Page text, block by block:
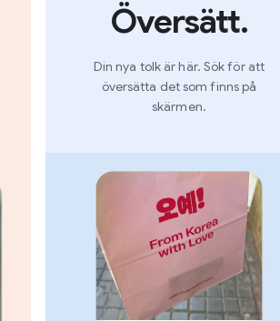
Översätt.
Din nya tolk är här. Sök för att
översätta det som finns på
skärmen.